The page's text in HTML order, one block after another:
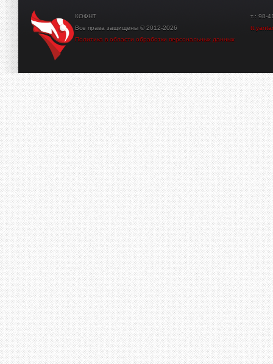
КОФНТ
Все права защищены © 2012-2026
Политика в области обработки персональных данных
т.: 98-41-